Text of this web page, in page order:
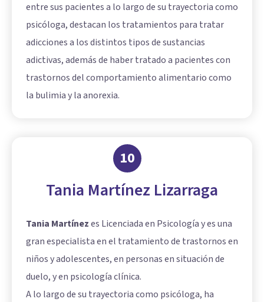
entre sus pacientes a lo largo de su trayectoria como
psicóloga, destacan los tratamientos para tratar
adicciones a los distintos tipos de sustancias
adictivas, además de haber tratado a pacientes con
trastornos del comportamiento alimentario como
la bulimia y la anorexia.
10
Tania Martínez Lizarraga
Tania Martínezes Licenciada en Psicología y es una
gran especialista en el tratamiento de trastornos en
niños y adolescentes, en personas en situación de
duelo, y en psicología clínica.
A lo largo de su trayectoria como psicóloga, ha